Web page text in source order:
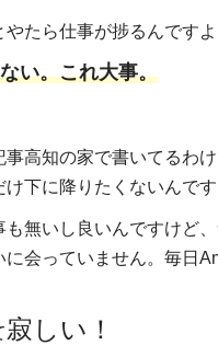
やたら仕事が捗るんですよ
い。これ大事。
事高知の家で書いてるわ
下に降りたくないんです
も無いし良いんですけど
に会っていません。毎日
寂しい！